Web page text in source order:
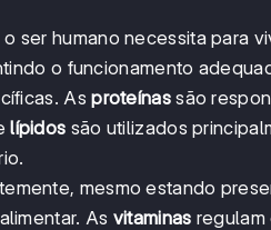
ser humano necessita para
o funcionamento
Asproteínassão
lípidos são utilizados
mesmo estando
As vitaminas regulam